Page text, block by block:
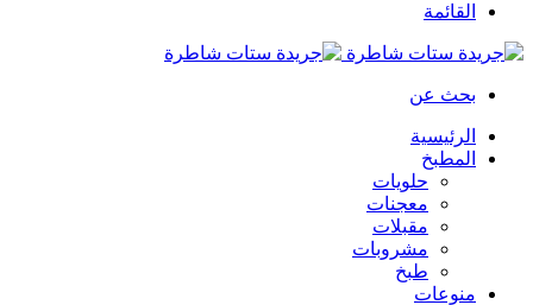
القائمة
بحث عن
الرئيسية
المطبخ
حلويات
معجنات
مقبلات
مشروبات
طبخ
منوعات